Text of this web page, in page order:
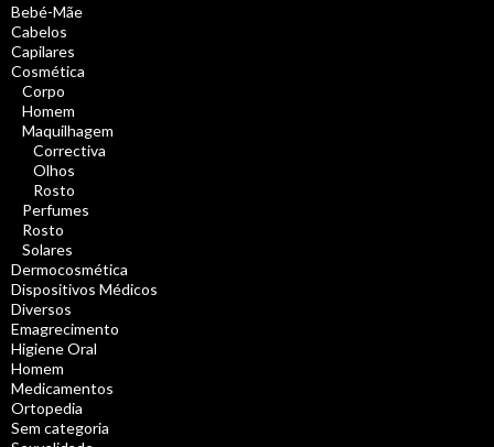
Bebé-Mãe
Cabelos
Capilares
Cosmética
Corpo
Homem
Maquilhagem
Correctiva
Olhos
Rosto
Perfumes
Rosto
Solares
Dermocosmética
Dispositivos Médicos
Diversos
Emagrecimento
Higiene Oral
Homem
Medicamentos
Ortopedia
Sem categoria